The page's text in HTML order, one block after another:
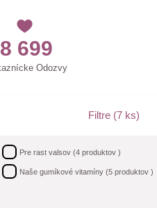
8 699
Odozvy
Filtre (7 ks)
Pre rast valsov(4 produktov )
Naše gumíkové vitamíny (5 produktov )